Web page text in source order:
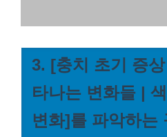
3. [충치 초기 증
타나는 변화들 |
변화]를 파악하는